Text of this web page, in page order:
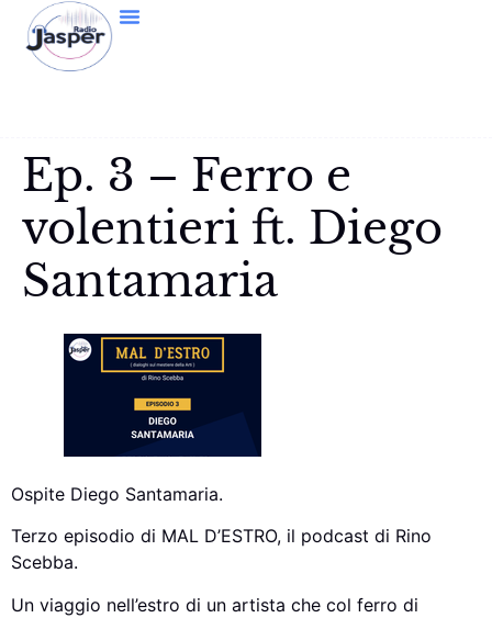
Ep. 3 – Ferro e
volentieri ft. Diego
Santamaria
Ospite Diego Santamaria.
Terzo episodio di MAL D’ESTRO, il podcast di Rino
Scebba.
Un viaggio nell’estro di un artista che col ferro di